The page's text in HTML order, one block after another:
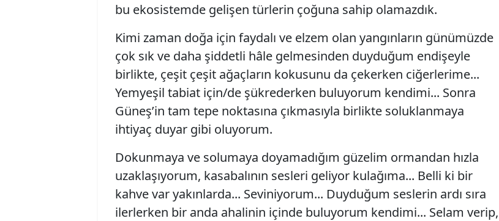
bu ekosistemde gelişen türlerin çoğuna sahip olamazdık.
Kimi zaman doğa için faydalı ve elzem olan yangınların günümüzde
çok sık ve daha şiddetli hâle gelmesinden duyduğum endişeyle
birlikte, çeşit çeşit ağaçların kokusunu da çekerken ciğerlerime...
Yemyeşil tabiat için/de şükrederken buluyorum kendimi... Sonra
Güneş’in tam tepe noktasına çıkmasıyla birlikte soluklanmaya
ihtiyaç duyar gibi oluyorum.
Dokunmaya ve solumaya doyamadığım güzelim ormandan hızla
uzaklaşıyorum, kasabalının sesleri geliyor kulağıma... Belli ki bir
kahve var yakınlarda... Seviniyorum... Duyduğum seslerin ardı sıra
ilerlerken bir anda ahalinin içinde buluyorum kendimi... Selam verip,